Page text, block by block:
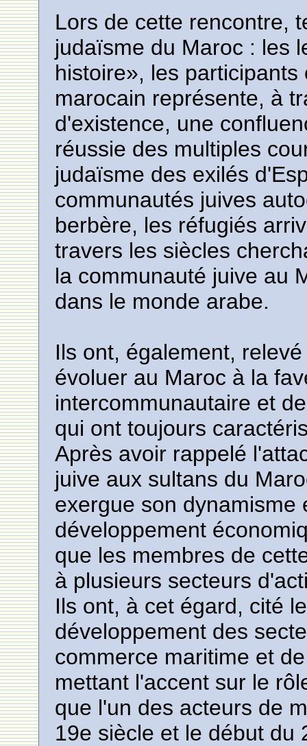
Lors de cette rencontre,
judaïsme du Maroc : les
histoire», les
marocain représente, à
d'existence, une
réussie des multiples
judaïsme des exilés
communautés juives
berbère, les réfugiés
travers les siècles
la communauté juive au
dans le monde arabe.
Ils ont, également,
évoluer au Maroc à la
intercommunautaire et
qui ont toujours
Après avoir rappelé
juive aux sultans du
exergue son dynamisme
développement
que les membres de
à plusieurs secteurs
Ils ont, à cet égard, cité
développement des
commerce maritime et
mettant l'accent sur le
que l'un des acteurs de
19e siècle et le début du